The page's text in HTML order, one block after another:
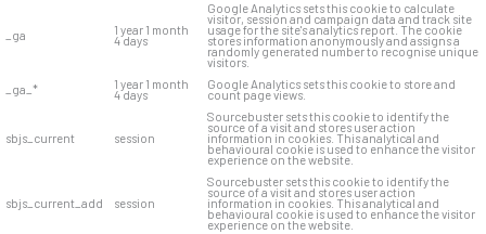
_ga 1 year 1 month
4 days
Google Analytics sets this cookie to calculate
visitor, session and campaign data and track site
usage for the site's analytics report. The cookie
stores information anonymously and assigns a
randomly generated number to recognise unique
visitors.
_ga_*
1 year 1 month
4 days
Google Analytics sets this cookie to store and
count page views.
sbjs_current session
Sourcebuster sets this cookie to identify the
source of a visit and stores user action
information in cookies. This analytical and
behavioural cookie is used to enhance the visitor
experience on the website.
sbjs_current_add session
Sourcebuster sets this cookie to identify the
source of a visit and stores user action
information in cookies. This analytical and
behavioural cookie is used to enhance the visitor
experience on the website.